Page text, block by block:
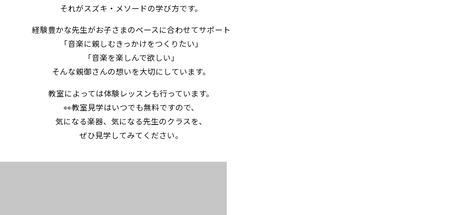
それがスズキ・メソードの学び方です。
経験豊かな先生がお子さまのペースに合わせてサポート
「音楽に親しむきっかけをつくりたい」
「音楽を楽しんで欲しい」
そんな親御さんの想いを大切にしています。
教室によっては体験レッスンも行っています。
👀教室見学はいつでも無料ですので、
気になる楽器、気になる先生のクラスを、
ぜひ見学してみてください。